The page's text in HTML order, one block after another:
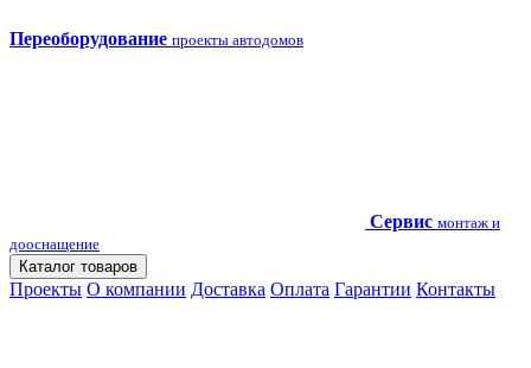
Переоборудование проекты автодомов
Сервис монтаж и
дооснащение
Каталог товаров
Проекты О компании Доставка Оплата Гарантии Контакты